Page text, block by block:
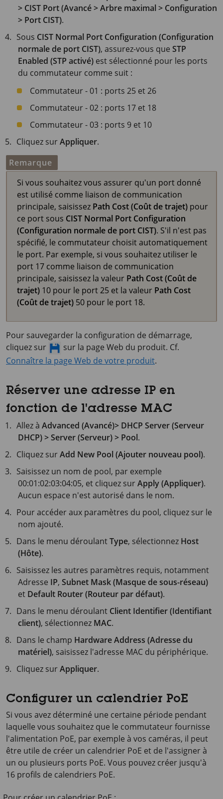
> CIST Port (Avancé > Arbre maximal > Configuration
> Port CIST).
Sous CIST Normal Port Configuration (Configuration
normale de port CIST), assurez-vous que STP
Enabled (STP activé) est sélectionné pour les ports
du commutateur comme suit :
Commutateur - 01 : ports 25 et 26
Commutateur - 02 : ports 17 et 18
Commutateur - 03 : ports 9 et 10
Cliquez surAppliquer.
Remarque
Si vous souhaitez vous assurer qu'un port donné
est utilisé comme liaison de communication
principale, saisissez Path Cost (Coût de trajet) pour
ce port sous CIST Normal Port Configuration
(Configuration normale de port CIST). S'il n'est pas
spécifié, le commutateur choisit automatiquement
le port. Par exemple, si vous souhaitez utiliser le
port 17 comme liaison de communication
principale, saisissez la valeur Path Cost (Coût de
trajet) 10 pour le port 25 et la valeur Path Cost
(Coût de trajet) 50 pour le port 18.
Pour sauvegarder la configuration de démarrage,
cliquez sur
sur la page Web du produit. Cf.
Connaître la page Web de votre produit.
Réserver une adresse IP en
fonction de l'adresse MAC
Allez àAdvanced (Avancé)> DHCP Server (Serveur
DHCP) > Server (Serveur) > Pool.
Cliquez surAdd New Pool (Ajouter nouveau pool).
Saisissez un nom de pool, par exemple
00:01:02:03:04:05, et cliquez surApply (Appliquer).
Aucun espace n'est autorisé dans le nom.
Pour accéder aux paramètres du pool, cliquez sur le
nom ajouté.
Dans le menu déroulantType, sélectionnez Host
(Hôte).
Saisissez les autres paramètres requis, notamment
Adresse IP, Subnet Mask (Masque de sous-réseau)
et Default Router (Routeur par défaut).
Dans le menu déroulant Client Identifier (Identifiant
client), sélectionnez MAC.
Dans le champ Hardware Address (Adresse du
matériel), saisissez l'adresse MAC du périphérique.
Cliquez surAppliquer.
Configurer un calendrier PoE
Si vous avez déterminé une certaine période pendant
laquelle vous souhaitez que le commutateur fournisse
l'alimentation PoE, par exemple à vos caméras, il peut
être utile de créer un calendrier PoE et de l'assigner à
un ou plusieurs ports PoE. Vous pouvez créer jusqu'à
16 profils de calendriers PoE.